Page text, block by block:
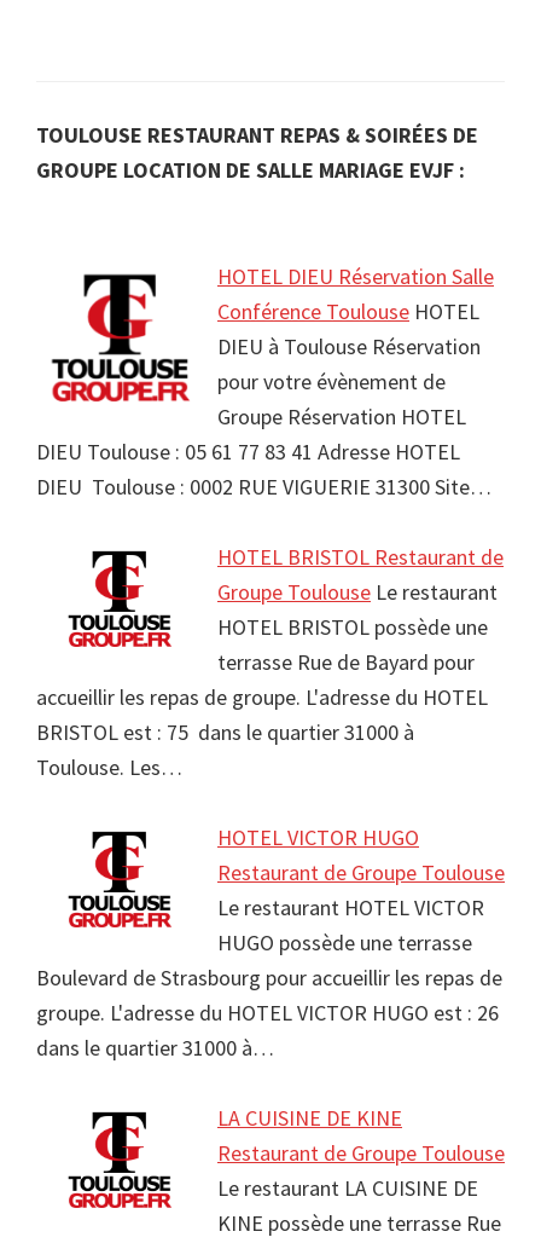
TOULOUSE RESTAURANT REPAS & SOIRÉES DE
GROUPE LOCATION DE SALLE MARIAGE EVJF :
HOTEL DIEU Réservation Salle
Conférence Toulouse HOTEL
DIEU à Toulouse Réservation
pour votre évènement de
Groupe Réservation HOTEL
DIEU Toulouse : 05 61 77 83 41 Adresse HOTEL
DIEU Toulouse : 0002 RUE VIGUERIE 31300 Site…
HOTEL BRISTOL Restaurant de
Groupe Toulouse Le restaurant
HOTEL BRISTOL possède une
terrasse Rue de Bayard pour
accueillir les repas de groupe. L'adresse du HOTEL
BRISTOL est : 75 dans le quartier 31000 à
Toulouse. Les…
HOTEL VICTOR HUGO
Restaurant de Groupe Toulouse
Le restaurant HOTEL VICTOR
HUGO possède une terrasse
Boulevard de Strasbourg pour accueillir les repas de
groupe. L'adresse du HOTEL VICTOR HUGO est : 26
dans le quartier 31000 à…
LA CUISINE DE KINE
Restaurant de Groupe Toulouse
Le restaurant LA CUISINE DE
KINE possède une terrasse Rue